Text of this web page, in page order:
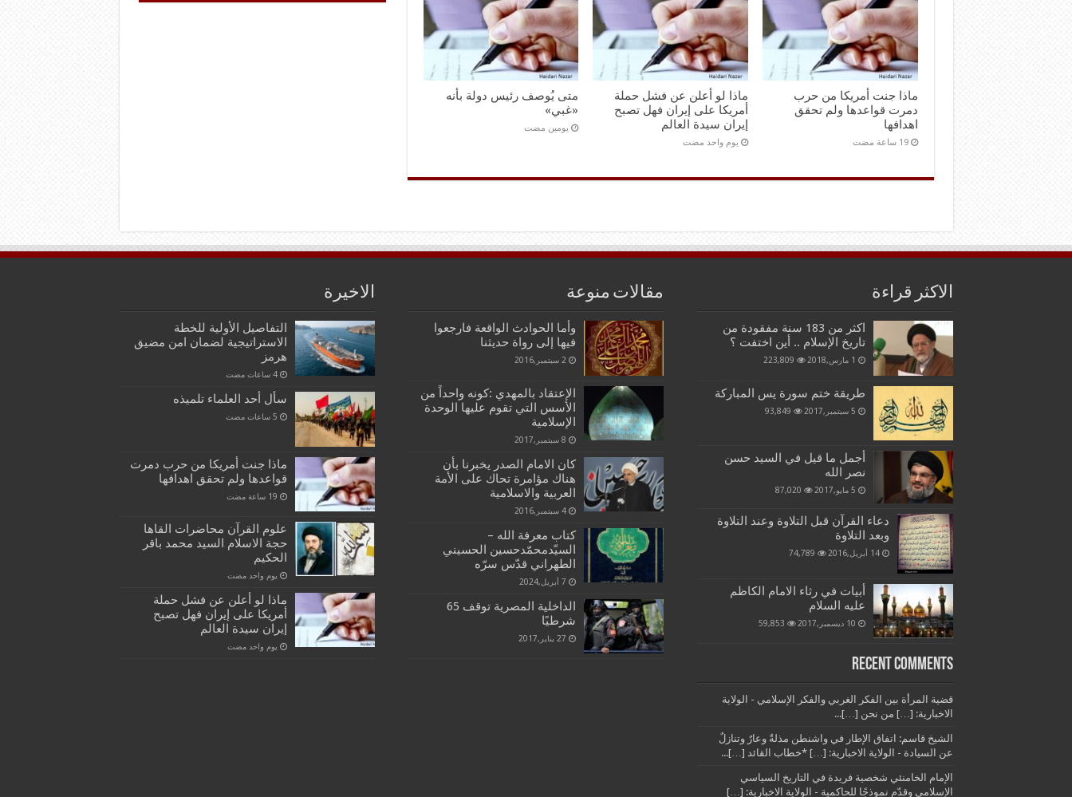
ماذا جنت أمريكا من حرب
دمرت قواعدها ولم تحقق
اهدافها
‏19 ساعة مضت
ماذا لو أعلن عن فشل حملة
أمريكا على إيران فهل تصبح
إيران سيدة العالم
‏يوم واحد مضت
متى يُوصف رئيس دولة بأنه
«غبي»
‏يومين مضت
الاكثر قراءة
اكثر من 183 سنة مفقودة من
تاريخ الإسلام .. أين اختفت ؟
1 مارس,2018 223,809
طريقة ختم سورة يس المباركة
5 سبتمبر,2017 93,849
أجمل ما قيل في السيد حسن
نصر الله
5 مايو,2017 87,020
دعاء القرآن قبل التلاوة وعند التلاوة
وبعد التلاوة
14 أبريل,2016 74,789
أبيات في رثاء الامام الكاظم
عليه السلام
10 ديسمبر,2017 59,853
Recent Comments
قضية المرأة بين الفكر الغربي والفكر الإسلامي - الولاية
الاخبارية: […] من نحن […]...
الشيخ قاسم: اتفاق الإطار في واشنطن مذلةٌ وعارٌ وتنازلٌ
عن السيادة - الولاية الاخبارية: […] *خطاب القائد […]...
الإمام الخامنئي شخصية فريدة في التاريخ السياسي
الإسلامي وقدّم نموذجًا للحاكمية - الولاية الاخبارية: […]
مقالات منوعة
وأما الحوادث الواقعة فارجعوا
فيها إلى رواة حديثنا
2 سبتمبر,2016
الإعتقاد بالمهدي :كونه واحداً من
الأسس التي تقوم عليها الوحدة
الإسلامية
8 سبتمبر,2017
كان الامام الصدر يخبرنا بأن
هناك مؤامرة تحاك على الأمة
العربية والاسلامية
4 سبتمبر,2016
كتاب معرفة الله –
السيّدمحمّدحسين‌ الحسيني
الطهراني قدّس سرّه
7 أبريل,2024
الداخلية المصرية توقف 65
شرطيًا
27 يناير,2017
الاخيرة
التفاصيل الأولية للخطة
الاستراتيجية لضمان امن مضيق
هرمز
سأل أحد العلماء تلميذه
ماذا جنت أمريكا من حرب دمرت
قواعدها ولم تحقق اهدافها
علوم القرآن محاضرات القاها
حجة الاسلام السيد محمد باقر
الحكيم
‏يوم واحد مضت
ماذا لو أعلن عن فشل حملة
أمريكا على إيران فهل تصبح
إيران سيدة العالم
‏يوم واحد مضت